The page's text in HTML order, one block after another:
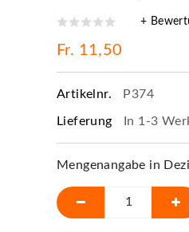
+
Fr. 11,50
Artikelnr. P374
Lieferung In 1-3
Mengenangabe in